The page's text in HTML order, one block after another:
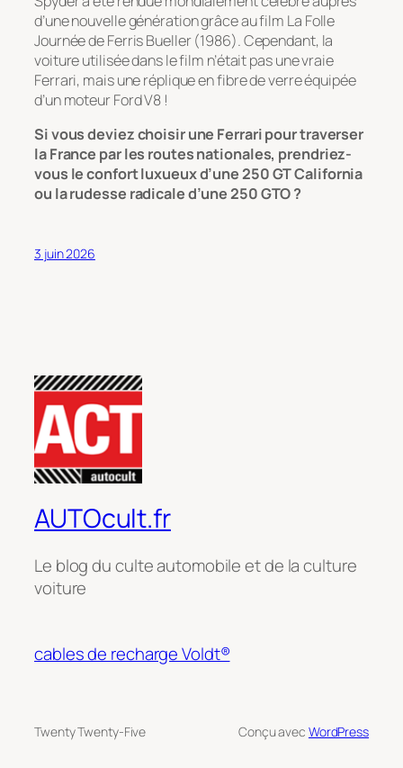
d’une nouvelle génération grâce au film La Folle
Journée de Ferris Bueller(1986). Cependant, la
voiture utilisée dans le film n’était pas une vraie
Ferrari, mais une réplique en fibre de verre équipée
d’un moteur Ford V8 !
Si vous deviez choisir une Ferrari pour traverser
la France par les routes nationales, prendriez-
vous le confort luxueux d’une 250 GT California
ou la rudesse radicale d’une 250 GTO ?
3 juin 2026
AUTOcult.fr
Le blog du culte automobile et de la culture
voiture
cables de recharge Voldt®
Twenty Twenty-Five Conçu avec WordPress